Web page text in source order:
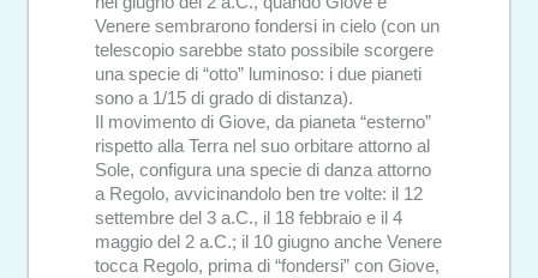
Venere sembrarono fondersi in cielo (con un
telescopio sarebbe stato possibile scorgere
una specie di “otto” luminoso: i due pianeti
sono a 1/15 di grado di distanza).
Il movimento di Giove, da pianeta “esterno”
rispetto alla Terra nel suo orbitare attorno al
Sole, configura una specie di danza attorno
a Regolo, avvicinandolo ben tre volte: il 12
settembre del 3 a.C., il 18 febbraio e il 4
maggio del 2 a.C.; il 10 giugno anche Venere
tocca Regolo, prima di “fondersi” con Giove,